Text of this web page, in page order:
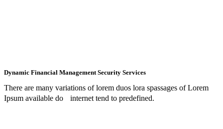
Dynamic Financial Management Security Services
There are many variations of lorem duos lora spassages of Lorem
Ipsum available do internet tend to predefined.